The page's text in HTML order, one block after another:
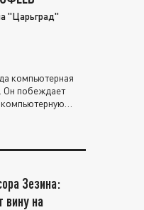
"Царьград"
компьютерная
Он побеждает
компьютерную
Зезина:
вину на